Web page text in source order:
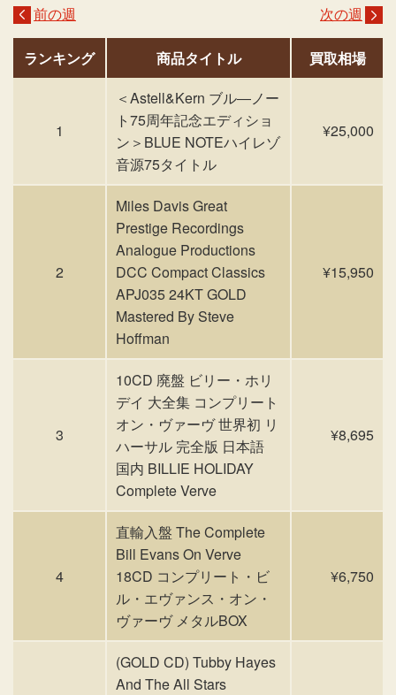
前の週
次の週
ランキング 商品タイトル 買取相場
1
＜Astell&Kern ブル―ノー
ト75周年記念エディショ
ン＞BLUE NOTEハイレゾ
音源75タイトル
¥25,000
2
Miles Davis Great
Prestige Recordings
Analogue Productions
DCC Compact Classics
APJ035 24KT GOLD
Mastered By Steve
Hoffman
¥15,950
3
10CD 廃盤 ビリー・ホリ
デイ 大全集 コンプリート
オン・ヴァーヴ 世界初 リ
ハーサル 完全版 日本語
国内 BILLIE HOLIDAY
Complete Verve
¥8,695
4
直輸入盤 The Complete
Bill Evans On Verve
18CD コンプリート・ビ
ル・エヴァンス・オン・
ヴァーヴ メタルBOX
¥6,750
(GOLD CD) Tubby Hayes
And The All Stars